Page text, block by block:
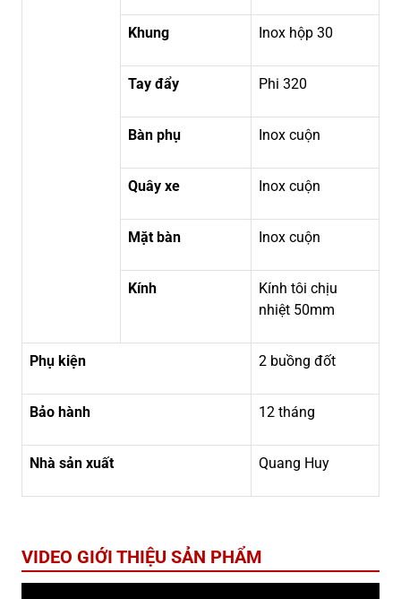
Khung Inox hộp 30
Tay đẩy Phi 320
Bàn phụ Inox cuộn
Quây xe Inox cuộn
Mặt bàn Inox cuộn
Kính
Kính tôi chịu
nhiệt 50mm
Phụ kiện 2 buồng đốt
Bảo hành 12 tháng
Nhà sản xuất Quang Huy
VIDEO GIỚI THIỆU SẢN PHẨM